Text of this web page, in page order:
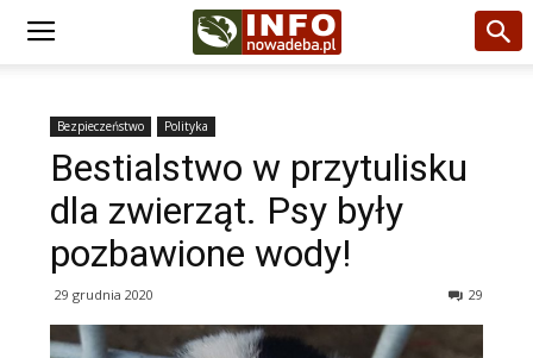
Bezpieczeństwo Polityka
Bestialstwo w przytulisku
dla zwierząt. Psy były
pozbawione wody!
29 grudnia 2020 29